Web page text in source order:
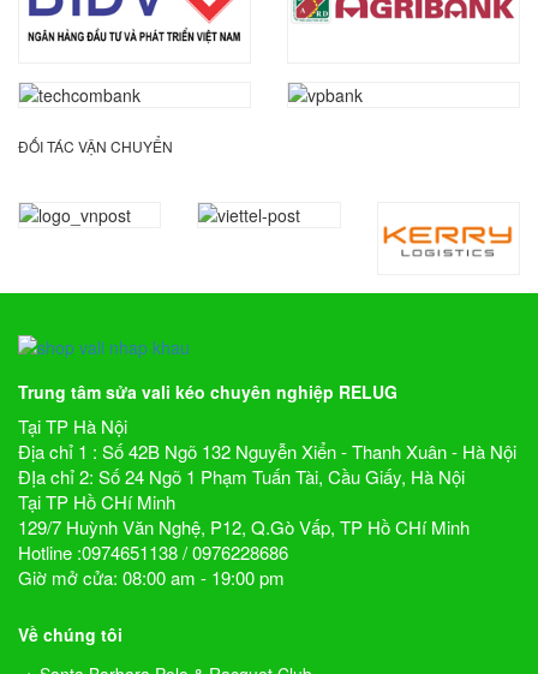
ĐỐI TÁC VẬN CHUYỂN
Trung tâm sửa vali kéo chuyên nghiệp RELUG
Tại TP Hà Nội
Địa chỉ 1 : Số 42B Ngõ 132 Nguyễn Xiển - Thanh Xuân - Hà Nội
ĐỊa chỉ 2: Số 24 Ngõ 1 Phạm Tuấn Tài, Cầu Giấy, Hà Nội
Tại TP Hồ CHí Minh
129/7 Huỳnh Văn Nghệ, P12, Q.Gò Vấp, TP Hồ CHí Minh
Hotline :0974651138 / 0976228686
Giờ mở cửa: 08:00 am - 19:00 pm
Về chúng tôi